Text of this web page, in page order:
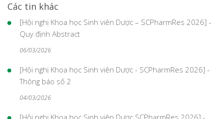
Các tin khác
[Hội nghị Khoa học Sinh viên Dược – SCPharmRes 2026] -
Quy định Abstract
06/03/2026
[Hội nghị Khoa học Sinh viên Dược - SCPharmRes 2026] -
Thông báo số 2
04/03/2026
[Hội nghị Khoa học Sinh viên Dược SCPharmRes 2026] -